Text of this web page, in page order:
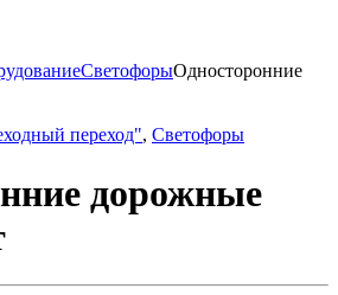
СветофорыОдносторонние
переход", Светофоры
дорожные